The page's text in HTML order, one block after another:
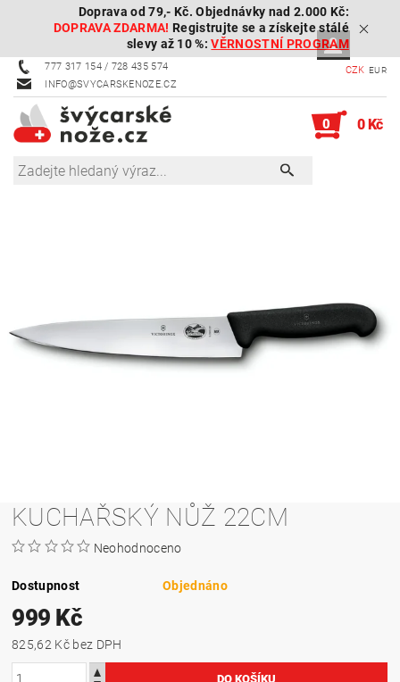
Doprava od 79,- Kč. Objednávky nad 2.000 Kč:
DOPRAVA ZDARMA! Registrujte se a získejte stálé
slevy až 10 %:VĚRNOSTNÍ PROGRAM
777 317 154 / 728 435 574
INFO@SVYCARSKENOZE.CZ
CZK EUR
0 0 Kč
KUCHAŘSKÝ NŮŽ 22CM
Neohodnoceno
Dostupnost Objednáno
999 Kč
825,62 Kč bez DPH